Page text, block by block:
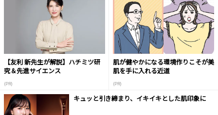
【友利 新先生が解説】ハチミツ研
究＆先進サイエンス
(PR)
肌が健やかになる環境作りこそが美
肌を手に入れる近道
(PR)
キュッと引き締まり、イキイキとした肌印象に